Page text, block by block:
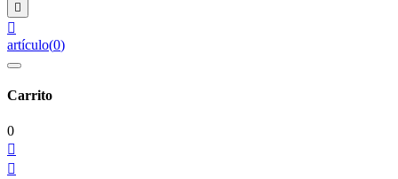


artículo(0)
Carrito
0

